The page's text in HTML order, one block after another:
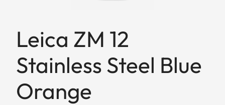
Leica ZM 12
Stainless Steel Blue
Orange